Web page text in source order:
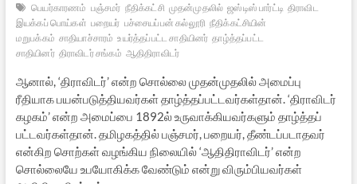
பெயர்காரணம் பஞ்சமர் நீதிக்கட்சி முதன்முதலில் ஜஸ்டிஸ் பார்ட்டி திராவிட
இயக்கப் பொய்கள் பறையர் பச்சையப்பன் கல்லூரி நீதிக்கட்சியின்
மறுபக்கம் சாதியாச்சாரம் உயர்த்தப்பட்ட சாதியினர் தாழ்த்தப்பட்ட
சாதியினர் திராவிடர் சங்கம் ஆதிதிராவிடர்
ஆனால், ‘திராவிடர்’ என்ற சொல்லை முதன்முதலில் அமைப்பு
ரீதியாக பயன்படுத்தியவர்கள் தாழ்த்தப்பட்டவர்கள்தான். ‘திராவிடர்
கழகம்’ என்ற அமைப்பை 1892ல் உருவாக்கியவர்களும் தாழ்த்தப்
பட்டவர்கள்தான். தமிழகத்தில் பஞ்சமர், பறையர், தீண்டப்படாதவர்
என்கிற சொற்கள் வழங்கிய நிலையில் ‘ஆதிதிராவிடர்’ என்ற
சொல்லையே உபயோகிக்க வேண்டும் என்று விரும்பியவர்கள்